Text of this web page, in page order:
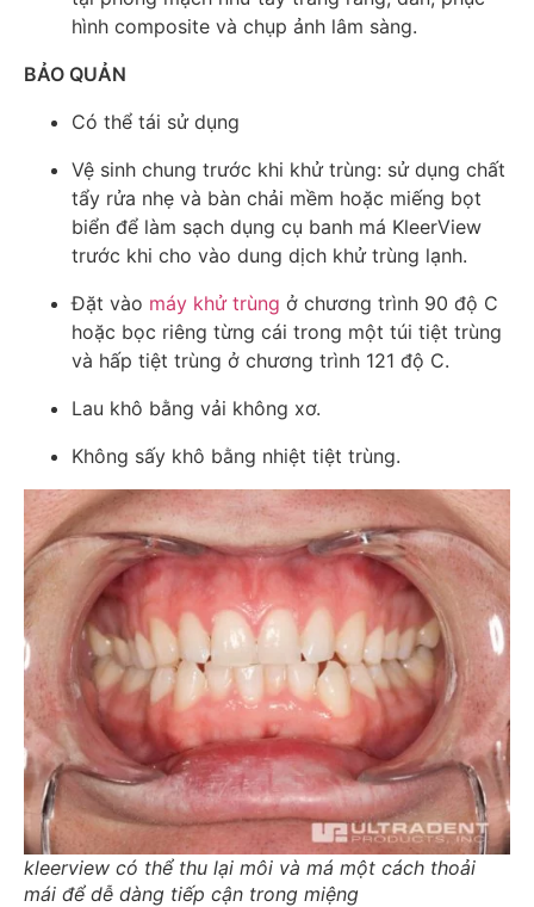
hình composite và chụp ảnh lâm sàng.
BẢO QUẢN
Có thể tái sử dụng
Vệ sinh chung trước khi khử trùng: sử dụng chất
tẩy rửa nhẹ và bàn chải mềm hoặc miếng bọt
biển để làm sạch dụng cụ banh má KleerView
trước khi cho vào dung dịch khử trùng lạnh.
Đặt vào máy khử trùng ở chương trình 90 độ C
hoặc bọc riêng từng cái trong một túi tiệt trùng
và hấp tiệt trùng ở chương trình 121 độ C.
Lau khô bằng vải không xơ.
Không sấy khô bằng nhiệt tiệt trùng.
kleerview có thể thu lại môi và má một cách thoải
mái để dễ dàng tiếp cận trong miệng